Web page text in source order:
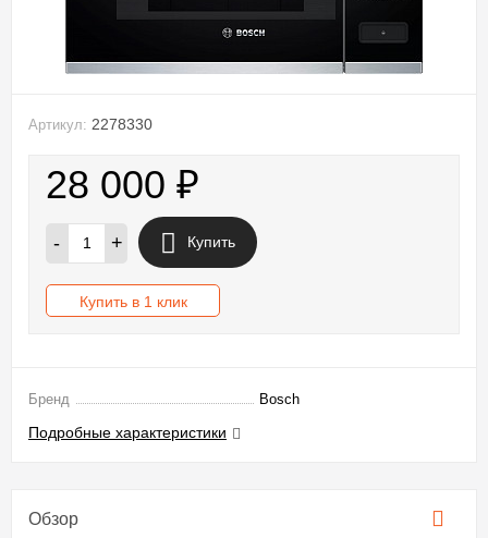
Артикул: 2278330
28 000 ₽
- + Купить
Купить в 1 клик
Бренд Bosch
Подробные характеристики
Обзор